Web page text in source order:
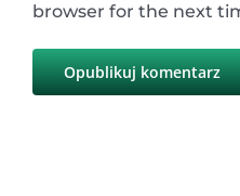
browser for the next